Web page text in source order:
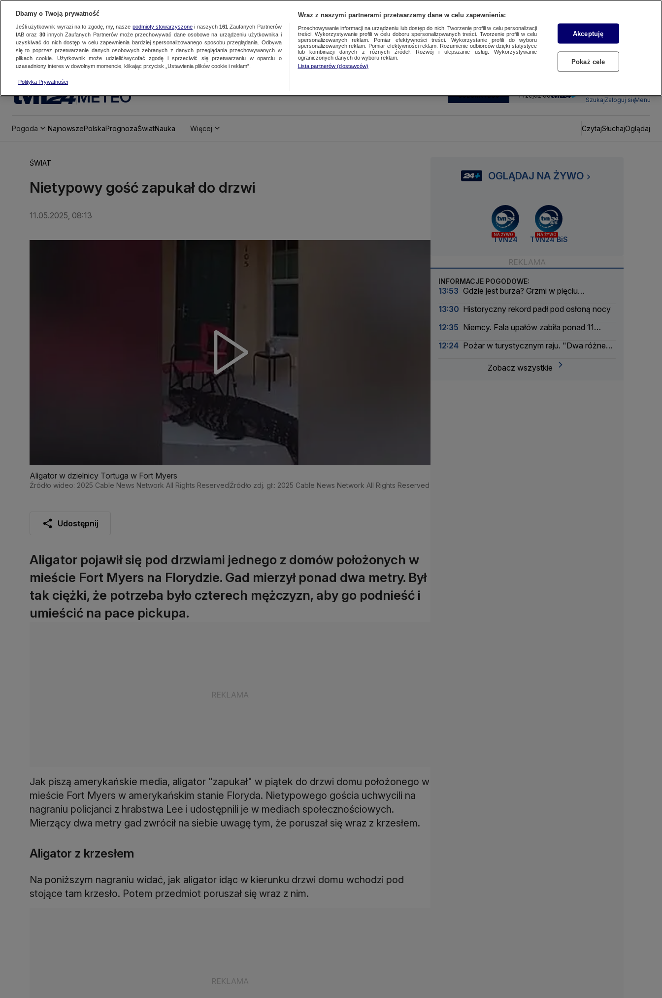
METEO SUBSKRYBUJ Przejdź do
SzukajZaloguj sięMenu
Pogoda NajnowszePolskaPrognozaŚwiatNauka Więcej CzytajSłuchajOglądaj
ŚWIAT
Nietypowy gość zapukał do drzwi
11.05.2025, 08:13
Aligator w dzielnicy Tortuga w Fort Myers
Źródło wideo: 2025 Cable News Network All Rights ReservedŹródło zdj. gł.: 2025 Cable News Network All Rights Reserved
Udostępnij
Aligator pojawił się pod drzwiami jednego z domów położonych w
mieście Fort Myers na Florydzie. Gad mierzył ponad dwa metry. Był
tak ciężki, że potrzeba było czterech mężczyzn, aby go podnieść i
umieścić na pace pickupa.
Jak piszą amerykańskie media, aligator "zapukał" w piątek do drzwi domu położonego w
mieście Fort Myers w amerykańskim stanie Floryda. Nietypowego gościa uchwycili na
nagraniu policjanci z hrabstwa Lee i udostępnili je w mediach społecznościowych.
Mierzący dwa metry gad zwrócił na siebie uwagę tym, że poruszał się wraz z krzesłem.
Aligator z krzesłem
Na poniższym nagraniu widać, jak aligator idąc w kierunku drzwi domu wchodzi pod
stojące tam krzesło. Potem przedmiot poruszał się wraz z nim.
OGLĄDAJ NA ŻYWO
NA ŻYWO
TVN24
NA ŻYWO
TVN24 BiS
INFORMACJE POGODOWE:
13:53 Gdzie jest burza? Grzmi w pięciu
13:30 Historyczny rekord padł pod osłoną nocy
12:35 Niemcy. Fala upałów zabiła ponad 11
12:24 Pożar w turystycznym raju. "Dwa różne
Zobacz wszystkie
Dbamy o Twoją prywatność
Jeśli użytkownik wyrazi na to zgodę, my, nasze podmioty stowarzyszonei naszych 161 Zaufanych Partnerów
IAB oraz 30innych Zaufanych Partnerów może przechowywać dane osobowe na urządzeniu użytkownika i
uzyskiwać do nich dostęp w celu zapewnienia bardziej spersonalizowanego sposobu przeglądania. Odbywa
się to poprzez przetwarzanie danych osobowych zebranych z danych przeglądania przechowywanych w
plikach cookie. Użytkownik może udzielić/wycofać zgodę i sprzeciwić się przetwarzaniu w oparciu o
uzasadniony interes w dowolnym momencie, klikając przycisk „Ustawienia plików cookie i reklam”.
Polityka Prywatności
Wraz z naszymi partnerami przetwarzamy dane w celu zapewnienia:
Przechowywanie informacji na urządzeniu lub dostęp do nich. Tworzenie profili w celu personalizacji
treści. Wykorzystywanie profili w celu doboru spersonalizowanych treści. Tworzenie profili w celu
spersonalizowanych reklam. Pomiar efektywności treści. Wykorzystanie profili do wyboru
spersonalizowanych reklam. Pomiar efektywności reklam. Rozumienie odbiorców dzięki statystyce
lub kombinacji danych z różnych źródeł. Rozwój i ulepszanie usług. Wykorzystywanie
ograniczonych danych do wyboru reklam.
Lista partnerów (dostawców)
Akceptuję
Pokaż cele